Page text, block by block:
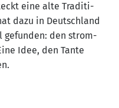
eine alte Tra­di­ti­
dazu in Deutsch­land
gefun­den: den strom­
Idee, den Tan­te